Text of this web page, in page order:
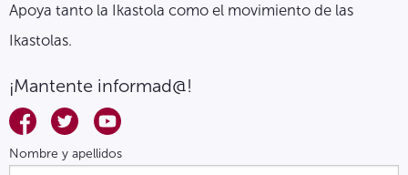
Apoya tanto la Ikastola como el movimiento de las
Ikastolas.
¡Mantente informad@!
Nombre y apellidos